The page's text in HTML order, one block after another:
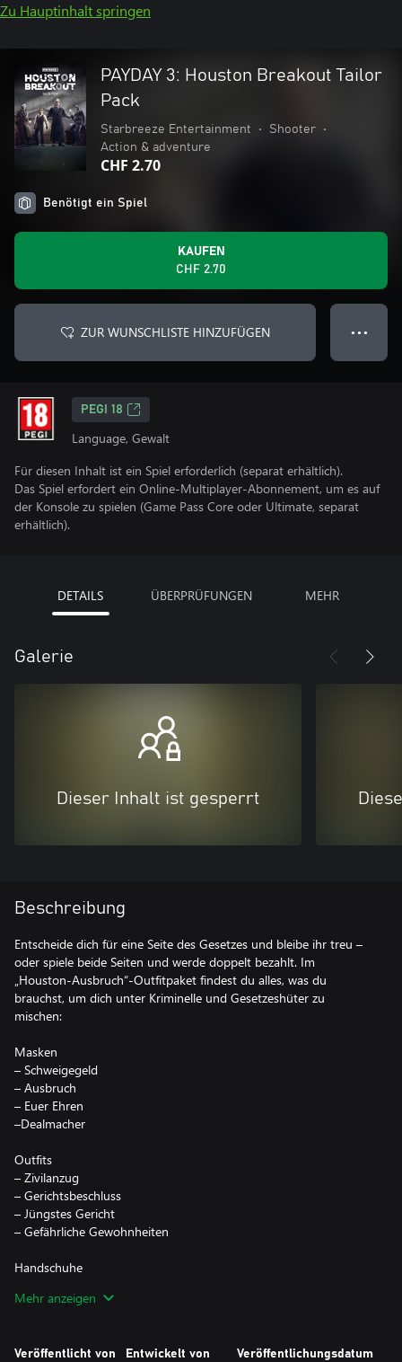
Zu Hauptinhalt springen
PAYDAY 3: Houston Breakout Tailor
Pack
Starbreeze Entertainment • Shooter
•
Action & adventure
CHF 2.70
Benötigt ein Spiel
KAUFEN
CHF 2.70
ZUR WUNSCHLISTE HINZUFÜGEN ● ● ●
PEGI 18
Language, Gewalt
Für diesen Inhalt ist ein Spiel erforderlich (separat erhältlich).
Das Spiel erfordert ein Online-Multiplayer-Abonnement, um es auf
der Konsole zu spielen (Game Pass Core oder Ultimate, separat
erhältlich).
DETAILS ÜBERPRÜFUNGEN MEHR
Galerie
Dieser Inhalt ist gesperrt
Beschreibung
Entscheide dich für eine Seite des Gesetzes und bleibe ihr treu –
oder spiele beide Seiten und werde doppelt bezahlt. Im
„Houston-Ausbruch“-Outfitpaket findest du alles, was du
brauchst, um dich unter Kriminelle und Gesetzeshüter zu
mischen:
Masken
– Schweigegeld
– Ausbruch
– Euer Ehren
–Dealmacher
Outfits
– Zivilanzug
– Gerichtsbeschluss
– Jüngstes Gericht
– Gefährliche Gewohnheiten
Handschuhe
– Hausfriedensbruch
Mehr anzeigen
Veröffentlicht von Entwickelt von Veröffentlichungsdatum